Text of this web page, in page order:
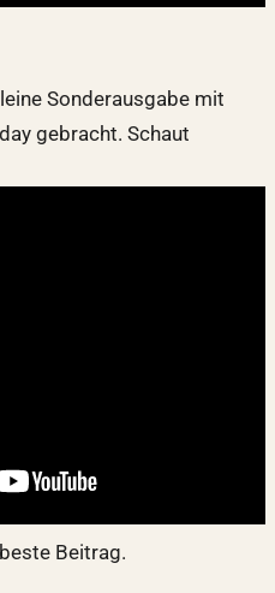
Sonderausgabe mit
gebracht. Schaut
Beitrag.